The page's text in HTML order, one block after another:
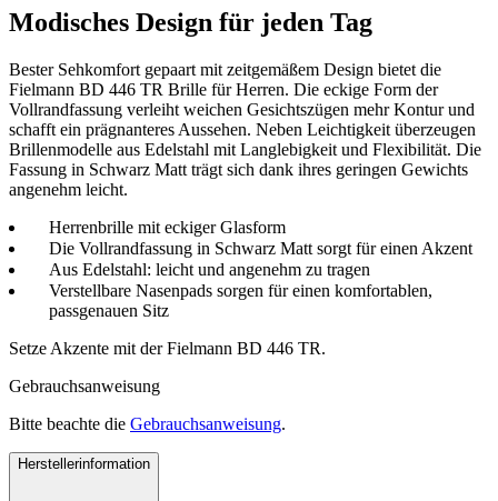
Modisches Design für jeden Tag
Bester Sehkomfort gepaart mit zeitgemäßem Design bietet die
Fielmann BD 446 TR Brille für Herren. Die eckige Form der
Vollrandfassung verleiht weichen Gesichtszügen mehr Kontur und
schafft ein prägnanteres Aussehen. Neben Leichtigkeit überzeugen
Brillenmodelle aus Edelstahl mit Langlebigkeit und Flexibilität. Die
Fassung in Schwarz Matt trägt sich dank ihres geringen Gewichts
angenehm leicht.
Herrenbrille mit eckiger Glasform
Die Vollrandfassung in Schwarz Matt sorgt für einen Akzent
Aus Edelstahl: leicht und angenehm zu tragen
Verstellbare Nasenpads sorgen für einen komfortablen,
passgenauen Sitz
Setze Akzente mit der Fielmann BD 446 TR.
Gebrauchsanweisung
Bitte beachte die Gebrauchsanweisung.
Herstellerinformation